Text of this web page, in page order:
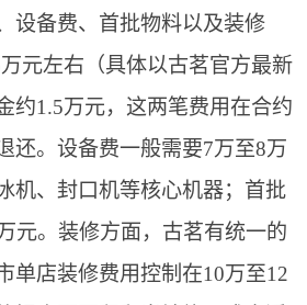
设备费、首批物料以及装修
元左右（具体以古茗官方最新
约1.5万元，这两笔费用在合约
还。设备费一般需要7万至8万
机、封口机等核心机器；首批
元。装修方面，古茗有统一的
单店装修费用控制在10万至12